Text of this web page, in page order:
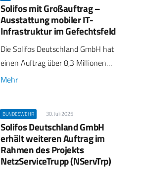
Solifos mit Großauftrag –
Ausstattung mobiler IT-
Infrastruktur im Gefechtsfeld
Die Solifos Deutschland GmbH hat
einen Auftrag über 8,3 Millionen…
Mehr
BUNDESWEHR 30. Juli 2025
Solifos Deutschland GmbH
erhält weiteren Auftrag im
Rahmen des Projekts
NetzServiceTrupp (NServTrp)